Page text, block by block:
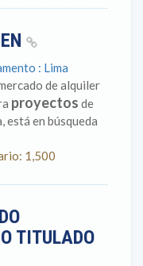
: Lima
de alquiler
proyectos de
está en búsqueda
1,500
TITULADO